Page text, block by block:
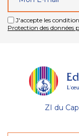
J'accepte les
Protection des données
ZI du